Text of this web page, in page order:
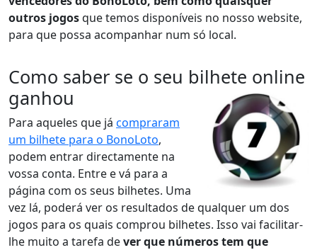
outros jogosque temos disponíveis no nosso website,
para que possa acompanhar num só local.
Como saber se o seu bilhete online
ganhou
Para aqueles que já compraram
um bilhete para o BonoLoto,
podem entrar directamente na
vossa conta. Entre e vá para a
página com os seus bilhetes. Uma
vez lá, poderá ver os resultados de qualquer um dos
jogos para os quais comprou bilhetes. Isso vai facilitar-
lhe muito a tarefa dever que números tem que